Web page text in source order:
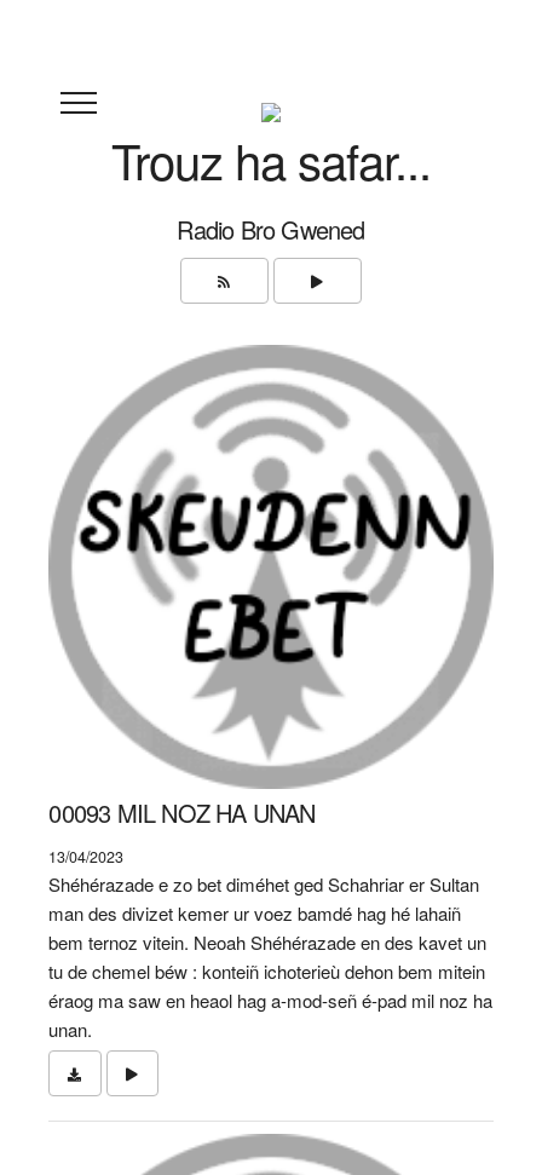
Trouz ha safar...
Radio Bro Gwened
00093 MIL NOZ HA UNAN
13/04/2023
Shéhérazade e zo bet diméhet ged Schahriar er Sultan
man des divizet kemer ur voez bamdé hag hé lahaiñ
bem ternoz vitein. Neoah Shéhérazade en des kavet un
tu de chemel béw : konteiñ ichoterieù dehon bem mitein
éraog ma saw en heaol hag a-mod-señ é-pad mil noz ha
unan.